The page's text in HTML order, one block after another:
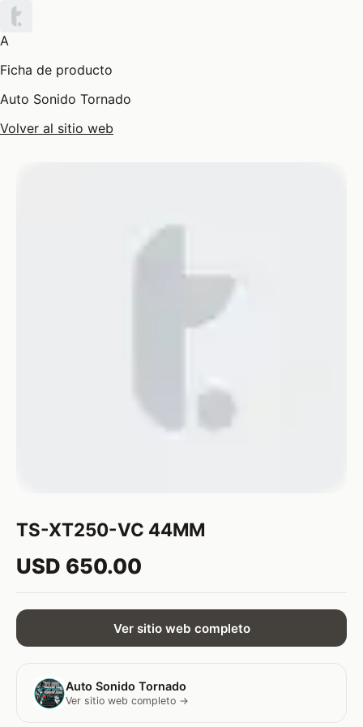
A
Ficha de producto
Auto Sonido Tornado
Volver al sitio web
TS-XT250-VC 44MM
USD 650.00
Ver sitio web completo
Auto Sonido Tornado
Ver sitio web completo →